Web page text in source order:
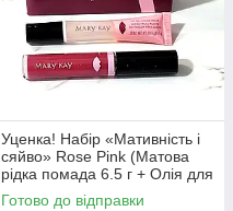
Уценка! Набір «Мативність і
сяйво» Rose Pink (Матова
рідка помада 6.5 г + Олія для
губ 9.5 г)Mary Kay
Готово до відправки